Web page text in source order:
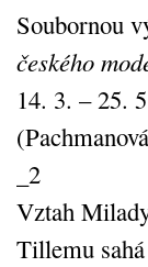
Soubornou
českého
14. 3. – 25.
_2
Vztah
Tillemu